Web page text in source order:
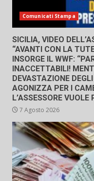
Comunicati Stampa
SICILIA, VIDEO
“AVANTI CON LA
INSORGE IL WWF:
INACCETTABILI!
DEVASTAZIONE
AGONIZZA PER I
L’ASSESSORE
7 Agosto 2026